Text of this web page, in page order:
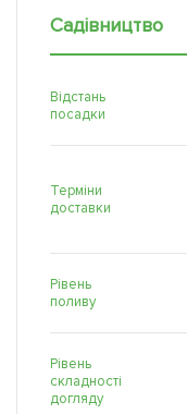
Садівництво
Відстань
посадки
Терміни
доставки
Рівень
поливу
Рівень
складності
догляду